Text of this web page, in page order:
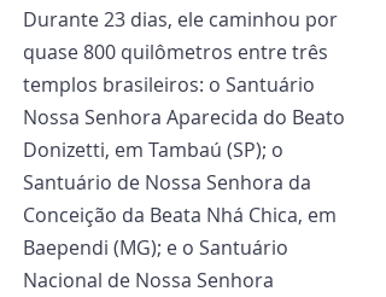
Durante 23 dias, ele caminhou por
quase 800 quilômetros entre três
templos brasileiros: o Santuário
Nossa Senhora Aparecida do Beato
Donizetti, em Tambaú (SP); o
Santuário de Nossa Senhora da
Conceição da Beata Nhá Chica, em
Baependi (MG); e o Santuário
Nacional de Nossa Senhora